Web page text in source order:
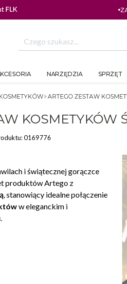
FLK
NARZĘDZIA SPRZĘT
ARTEGO ZESTAW
KOSMETYKÓW
0169776
i świątecznej gorączce
produktów Artego z
, stanowiący idealne połączenie
w eleganckim i